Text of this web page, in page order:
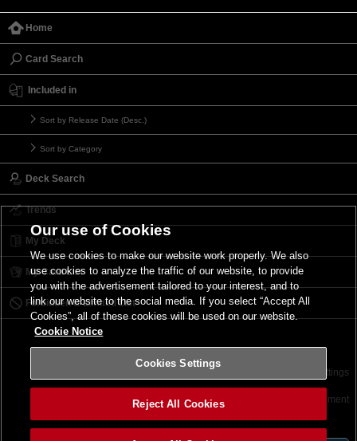
Home
Card Search
Included in
Sort by Release Date (Desc.)
Sort by Category
Deck Search
Trends
My Deck
My Card List
Forbidden & Limited List
Terms of Use Cookies Settings
©2026 Konami Digital Entertainment
Our use of Cookies
We use cookies to make our website work properly. We also
use cookies to analyze the traffic of our website, to provide
you with the advertisement tailored to your interest, and to
link our website to the social media. If you select “Accept All
Cookies”, all of these cookies will be used on our website.
Cookie Notice
Cookies Settings
Reject All Cookies